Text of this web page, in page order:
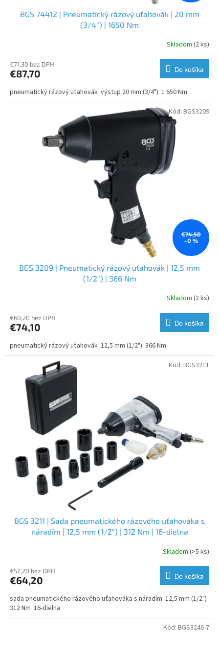
BGS 74412 | Pneumatický rázový uťahovák | 20 mm
(3/4") | 1650 Nm
Skladom (2 ks)
€71,30 bez DPH
€87,70 Do košíka
pneumatický rázový uťahovák výstup 20 mm (3/4") 1 650 Nm
€74,50
–0 %
BGS 3209 | Pneumatický rázový uťahovák | 12,5 mm
(1/2") | 366 Nm
Skladom (2 ks)
€60,20 bez DPH
€74,10 Do košíka
pneumatický rázový uťahovák 12,5 mm (1/2") 366 Nm
Kód: BGS3209
BGS 3211 | Sada pneumatického rázového uťahováka s
náradím | 12,5 mm (1/2") | 312 Nm | 16-dielna
Skladom (>5 ks)
€52,20 bez DPH
€64,20 Do košíka
sada pneumatického rázového uťahováka s náradím 12,5 mm (1/2")
312 Nm 16-dielna
Kód: BGS3211
Kód: BGS3246-7